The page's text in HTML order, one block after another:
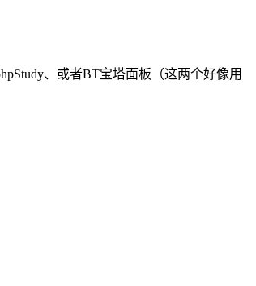
、或者BT宝塔面板（这两个好像用